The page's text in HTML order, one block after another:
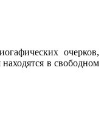
очерков,
в свободном